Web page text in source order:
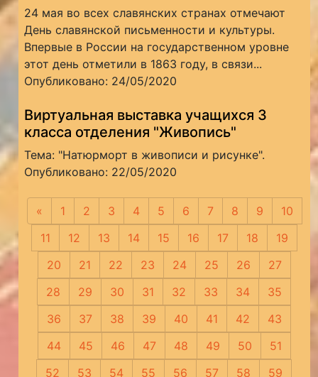
24 мая во всех славянских странах отмечают
День славянской письменности и культуры.
Впервые в России на государственном уровне
этот день отметили в 1863 году, в связи...
Опубликовано: 24/05/2020
Виртуальная выставка учащихся 3
класса отделения "Живопись"
Тема: "Натюрморт в живописи и рисунке".
Опубликовано: 22/05/2020
« Предыдущая
1 2 3 4 5 6 7 8 9
10
11
12 13 14 15 16 17 18
19
20
21 22 23 24 25 26
27
28
29 30 31 32 33 34
35
36
37 38 39 40 41 42
43
44
45 46 47 48 49 50
51
52
53 54 55 56 57 58
59